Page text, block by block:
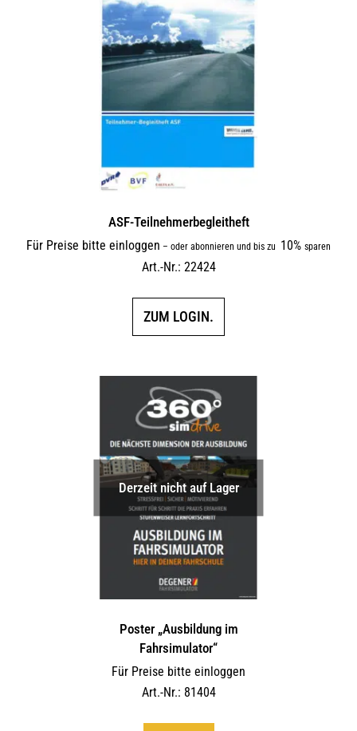
ASF-Teilnehmerbegleitheft
Für Preise bitte einloggen – oder abonnieren und bis zu 10% sparen
Art.-Nr.: 22424
ZUM LOGIN.
Derzeit nicht auf Lager
Poster „Ausbildung im
Fahrsimulator“
Für Preise bitte einloggen
Art.-Nr.: 81404